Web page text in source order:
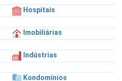
Hospitais
Imobiliárias
Indústrias
Kondomínios